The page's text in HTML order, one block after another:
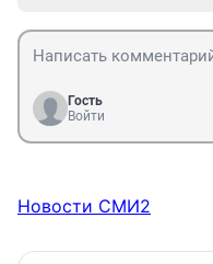
Гость
Войти
Новости СМИ2